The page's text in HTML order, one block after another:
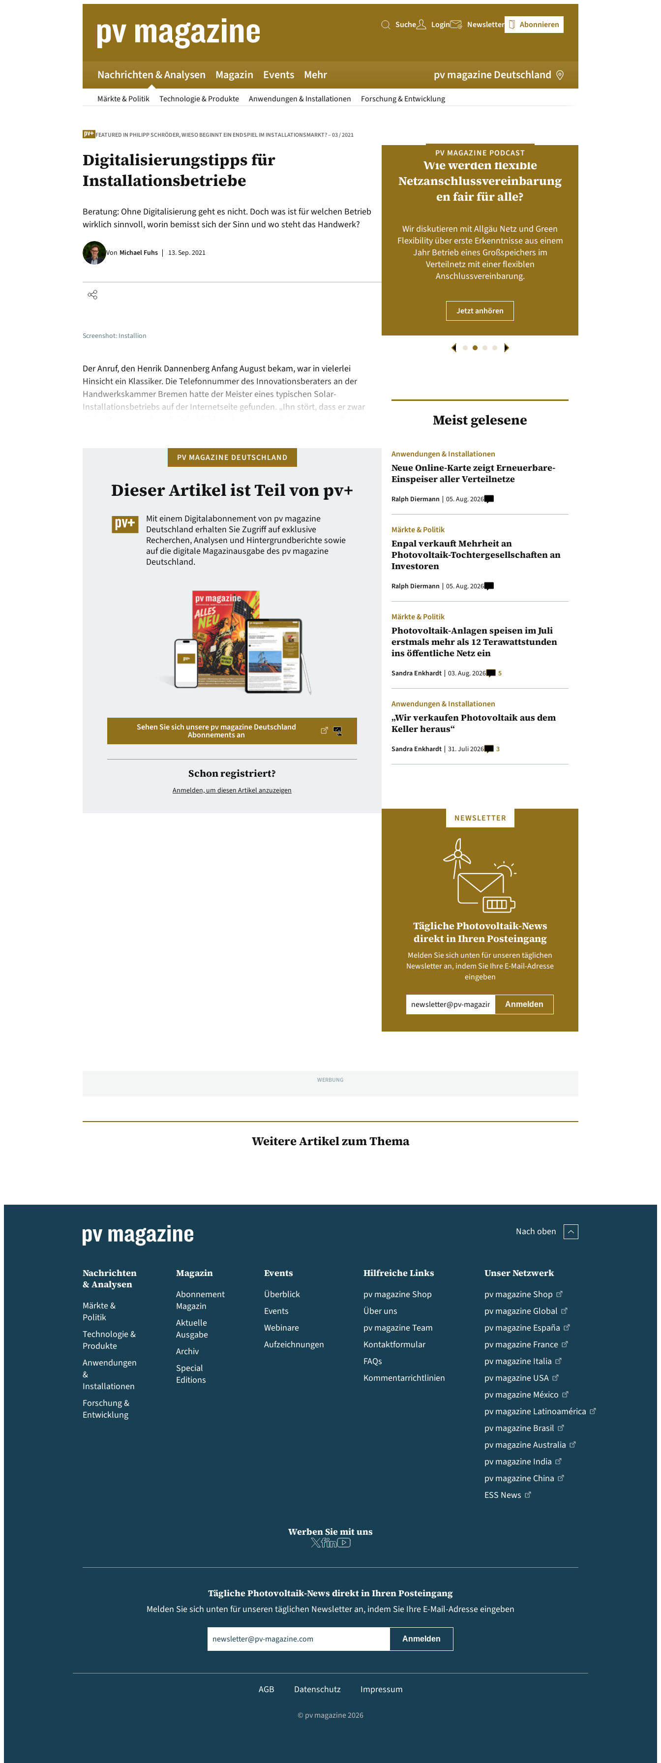
Suche
Suche Login Newsletter Abonnieren
Nachrichten & Analysen
Märkte & Politik Technologie & Produkte Anwendungen & Installationen Forschung & Entwicklung
Magazin Events Mehr pv magazine Deutschland
FEATURED IN PHILIPP SCHRÖDER, WIESO BEGINNT EIN ENDSPIEL IM INSTALLATIONSMARKT? – 03 / 2021
Digitalisierungstipps für
Installationsbetriebe
Beratung: Ohne Digitalisierung geht es nicht. Doch was ist für welchen Betrieb
wirklich sinnvoll, worin bemisst sich der Sinn und wo steht das Handwerk?
Von Michael Fuhs 13. Sep. 2021
Screenshot: Installion
Der Anruf, den Henrik Dannenberg Anfang August bekam, war in vielerlei
Hinsicht ein Klassiker. Die Telefonnummer des Innovationsberaters an der
Handwerkskammer Bremen hatte der Meister eines typischen Solar-
Installationsbetriebs auf der Internetseite gefunden. „Ihn stört, dass er zwar
PV MAGAZINE DEUTSCHLAND
Dieser Artikel ist Teil von pv+
Mit einem Digitalabonnement von pv magazine
Deutschland erhalten Sie Zugriff auf exklusive
Recherchen, Analysen und Hintergrundberichte sowie
auf die digitale Magazinausgabe des pv magazine
Deutschland.
Sehen Sie sich unsere pv magazine Deutschland
Abonnements an
Schon registriert?
Anmelden, um diesen Artikel anzuzeigen
PV MAGAZINE DEUTSCHLAND
Juni-Ausgabe 2026
ist jetzt verfügbar!
PV MAGAZINE PODCAST
Wie werden flexible
Netzanschlussvereinbarung
en fair für alle?
Wir diskutieren mit Allgäu Netz und Green
Flexibility über erste Erkenntnisse aus einem
Jahr Betrieb eines Großspeichers im
Verteilnetz mit einer flexiblen
Anschlussvereinbarung.
Jetzt anhören
Meist gelesene
Anwendungen & Installationen
Neue Online-Karte zeigt Erneuerbare-
Einspeiser aller Verteilnetze
Ralph Diermann 05. Aug. 2026
Märkte & Politik
Enpal verkauft Mehrheit an
Photovoltaik-Tochtergesellschaften an
Investoren
Ralph Diermann 05. Aug. 2026
Märkte & Politik
Photovoltaik-Anlagen speisen im Juli
erstmals mehr als 12 Terawattstunden
ins öffentliche Netz ein
Sandra Enkhardt 03. Aug. 2026 5
Anwendungen & Installationen
„Wir verkaufen Photovoltaik aus dem
Keller heraus“
Sandra Enkhardt 31. Juli 2026 3
NEWSLETTER
Tägliche Photovoltaik-News
direkt in Ihren Posteingang
Melden Sie sich unten für unseren täglichen
Newsletter an, indem Sie Ihre E-Mail-Adresse
eingeben
(erforderlich)
WERBUNG
Weitere Artikel zum Thema
Nach oben
Nachrichten
& Analysen
Märkte &
Politik
Technologie &
Produkte
Anwendungen
&
Installationen
Forschung &
Entwicklung
Magazin
Abonnement
Magazin
Aktuelle
Ausgabe
Archiv
Special
Editions
Events
Überblick
Events
Webinare
Aufzeichnungen
Hilfreiche Links
pv magazine Shop
Über uns
pv magazine Team
Kontaktformular
FAQs
Kommentarrichtlinien
Unser Netzwerk
pv magazine Shop
pv magazine Global
pv magazine España
pv magazine France
pv magazine Italia
pv magazine USA
pv magazine México
pv magazine Latinoamérica
pv magazine Brasil
pv magazine Australia
pv magazine India
pv magazine China
ESS News
Tägliche Photovoltaik-News direkt in Ihren Posteingang
Melden Sie sich unten für unseren täglichen Newsletter an, indem Sie Ihre E-Mail-Adresse eingeben
(erforderlich)
Werben Sie mit uns
AGB Datenschutz Impressum
© pv magazine 2026